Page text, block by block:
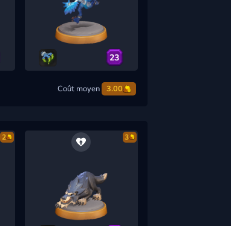
23
Coût moyen 3.00
2 3